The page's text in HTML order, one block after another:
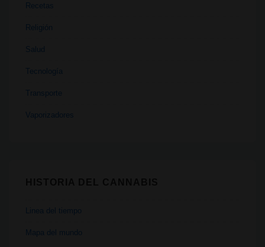
Recetas
Religión
Salud
Tecnología
Transporte
Vaporizadores
Linea del tiempo
Mapa del mundo